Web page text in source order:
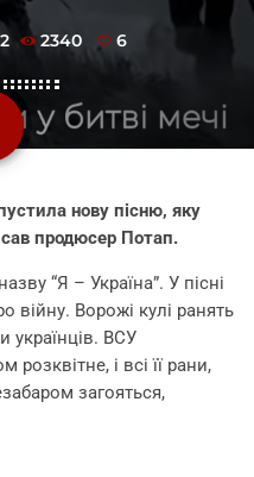
2340 6
нову пісню, яку
продюсер Потап.
“Я – Україна”. У пісні
війну. Ворожі кулі ранять
українців. ВСУ
і всі її рани,
загояться,